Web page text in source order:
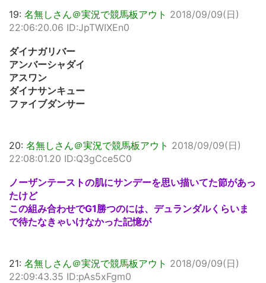
19: 名無しさん＠実況で競馬板アウト 2018/09/09(日)
22:06:20.06 ID:JpTWIXEn0
ダイナガリバー
アンバーシャダイ
アスワン
ダイナサンキュー
ファイブダンサー
20: 名無しさん＠実況で競馬板アウト 2018/09/09(日)
22:08:01.20 ID:Q3gCce5C0
ノーザンテーストの肌にサンデーを思い描いてた節があっ
たけど
この組み合わせでG1勝つのには、デュランダルくらいま
で待たなきゃいけなかった記憶が
21: 名無しさん＠実況で競馬板アウト 2018/09/09(日)
22:09:43.35 ID:pAs5xFgm0